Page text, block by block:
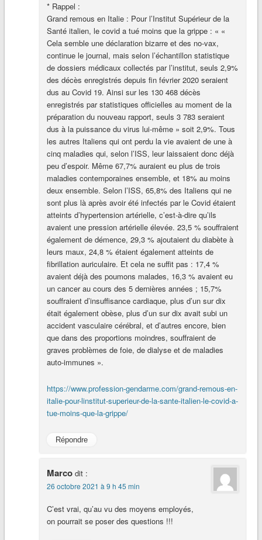
* Rappel :
Grand remous en Italie : Pour l’Institut Supérieur de la
Santé italien, le covid a tué moins que la grippe : « «
Cela semble une déclaration bizarre et des no-vax,
continue le journal, mais selon l’échantillon statistique
de dossiers médicaux collectés par l’institut, seuls 2,9%
des décès enregistrés depuis fin février 2020 seraient
dus au Covid 19. Ainsi sur les 130 468 décès
enregistrés par statistiques officielles au moment de la
préparation du nouveau rapport, seuls 3 783 seraient
dus à la puissance du virus lui-même » soit 2,9%. Tous
les autres Italiens qui ont perdu la vie avaient de une à
cinq maladies qui, selon l’ISS, leur laissaient donc déjà
peu d’espoir. Même 67,7% auraient eu plus de trois
maladies contemporaines ensemble, et 18% au moins
deux ensemble. Selon l’ISS, 65,8% des Italiens qui ne
sont plus là après avoir été infectés par le Covid étaient
atteints d’hypertension artérielle, c’est-à-dire qu’ils
avaient une pression artérielle élevée. 23,5 % souffraient
également de démence, 29,3 % ajoutaient du diabète à
leurs maux, 24,8 % étaient également atteints de
fibrillation auriculaire. Et cela ne suffit pas : 17,4 %
avaient déjà des poumons malades, 16,3 % avaient eu
un cancer au cours des 5 dernières années ; 15,7%
souffraient d’insuffisance cardiaque, plus d’un sur dix
était également obèse, plus d’un sur dix avait subi un
accident vasculaire cérébral, et d’autres encore, bien
que dans des proportions moindres, souffraient de
graves problèmes de foie, de dialyse et de maladies
auto-immunes ».
https://www.profession-gendarme.com/grand-remous-en-
italie-pour-linstitut-superieur-de-la-sante-italien-le-covid-a-
tue-moins-que-la-grippe/
Répondre
Marco dit :
26 octobre 2021 à 9 h 45 min
C’est vrai, qu’au vu des moyens employés,
on pourrait se poser des questions !!!